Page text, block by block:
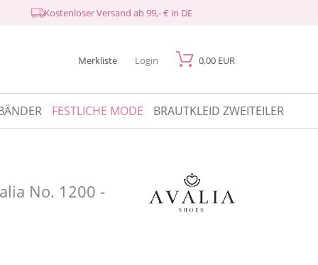
Kostenloser Versand ab 99,- € in DE
Merkliste Login 0,00 EUR
FESTLICHE MODE BRAUTKLEID ZWEITEILER
No. 1200 -